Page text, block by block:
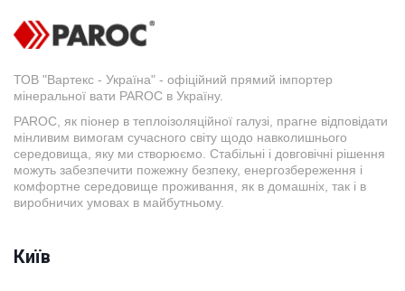
ТОВ "Вартекс - Україна" - офіційний прямий імпортер
мінеральної вати PAROC в Україну.
PAROC, як піонер в теплоізоляційної галузі, прагне відповідати
мінливим вимогам сучасного світу щодо навколишнього
середовища, яку ми створюємо. Стабільні і довговічні рішення
можуть забезпечити пожежну безпеку, енергозбереження і
комфортне середовище проживання, як в домашніх, так і в
виробничих умовах в майбутньому.
Київ